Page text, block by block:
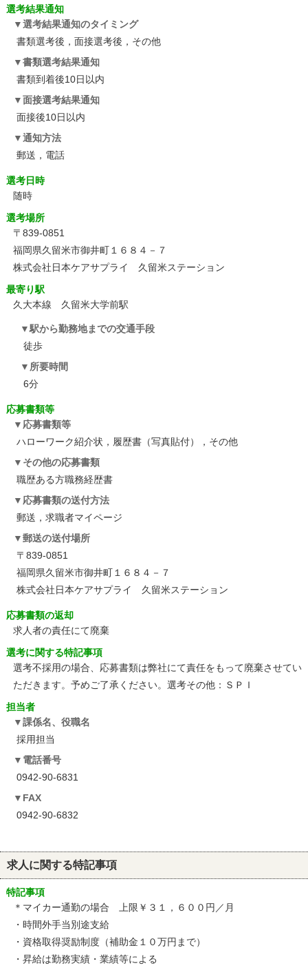
選考結果通知
選考結果通知のタイミング
書類選考後，面接選考後，その他
書類選考結果通知
書類到着後10日以内
面接選考結果通知
面接後10日以内
通知方法
郵送，電話
選考日時
随時
選考場所
〒839-0851
福岡県久留米市御井町１６８４－７
株式会社日本ケアサプライ 久留米ステーション
最寄り駅
久大本線 久留米大学前駅
駅から勤務地までの交通手段
徒歩
所要時間
6分
応募書類等
応募書類等
ハローワーク紹介状，履歴書（写真貼付），その他
その他の応募書類
職歴ある方職務経歴書
応募書類の送付方法
郵送，求職者マイページ
郵送の送付場所
〒839-0851
福岡県久留米市御井町１６８４－７
株式会社日本ケアサプライ 久留米ステーション
応募書類の返却
求人者の責任にて廃棄
選考に関する特記事項
選考不採用の場合、応募書類は弊社にて責任をもって廃棄させてい
ただきます。予めご了承ください。選考その他：ＳＰＩ
担当者
課係名、役職名
採用担当
電話番号
0942-90-6831
FAX
0942-90-6832
求人に関する特記事項
特記事項
＊マイカー通勤の場合 上限￥３１，６００円／月
・時間外手当別途支給
・資格取得奨励制度（補助金１０万円まで）
・昇給は勤務実績・業績等による